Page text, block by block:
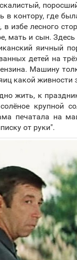
скалистый,
контору, где
в избе лесного
мать и сын.
яичный
детей на
Машину
какой
жить, к
крупной
печатала на
от руки".